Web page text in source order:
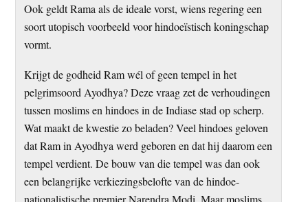
Ook geldt Rama als de ideale vorst, wiens regering een
soort utopisch voorbeeld voor hindoeïstisch koningschap
vormt.
Krijgt de godheid Ram wél of geen tempel in het
pelgrimsoord Ayodhya? Deze vraag zet de verhoudingen
tussen moslims en hindoes in de Indiase stad op scherp.
Wat maakt de kwestie zo beladen? Veel hindoes geloven
dat Ram in Ayodhya werd geboren en dat hij daarom een
tempel verdient. De bouw van die tempel was dan ook
een belangrijke verkiezingsbelofte van de hindoe-